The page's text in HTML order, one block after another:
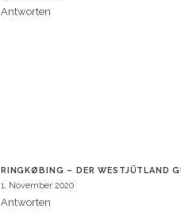
Antworten
RINGKØBING – DER WESTJÜTLAND
1. November 2020
Antworten